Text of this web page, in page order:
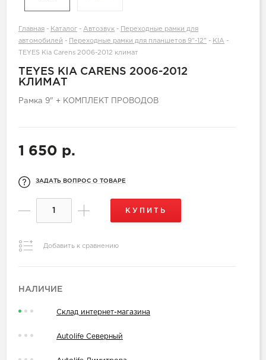
Главная - Каталог - Автозвук -
Переходные рамки для
автомобилей - Переходные рамки для планшетов 9"-12" - KIA -
TEYES Kia Carens 2006-2012 климат
TEYES KIA CARENS 2006-2012
КЛИМАТ
Рамка 9" + КОМПЛЕКТ ПРОВОДОВ
1 650 р.
ЗАДАТЬ ВОПРОС О ТОВАРЕ
КУПИТЬ
Добавить к сравнению
НАЛИЧИЕ
Склад интернет-магазина
Autolife Северный